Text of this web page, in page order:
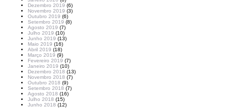
Dezembro 2019 (6)
Novembro 2019 (3)
Outubro 2019 (6)
Setembro 2019 (8)
Agosto 2019 (7)
Julho 2019 (10)
Junho 2019 (13)
Maio 2019 (16)
Abril 2019 (18)
Março 2019 (9)
Fevereiro 2019 (7)
Janeiro 2019 (10)
Dezembro 2018 (13)
Novembro 2018 (7)
Outubro 2018 (9)
Setembro 2018 (7)
Agosto 2018 (16)
Julho 2018 (15)
Junho 2018 (12)